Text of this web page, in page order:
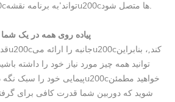
میu200cزند یا نمیu200cتواند'به برنامه نقشهu200cها متصل شود.
پیاده روی همه در یک شما
شوید که دوربین شما قدرت کافی برای